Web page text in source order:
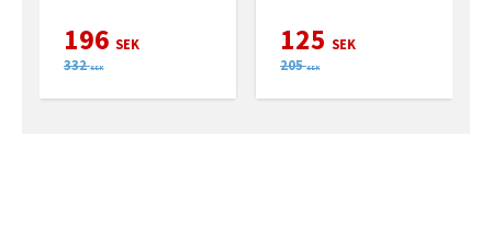
196 SEK
332 SEK
125 SEK
205 SEK